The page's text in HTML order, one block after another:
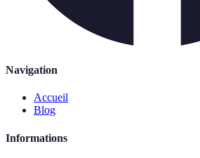
Navigation
Accueil
Blog
Informations